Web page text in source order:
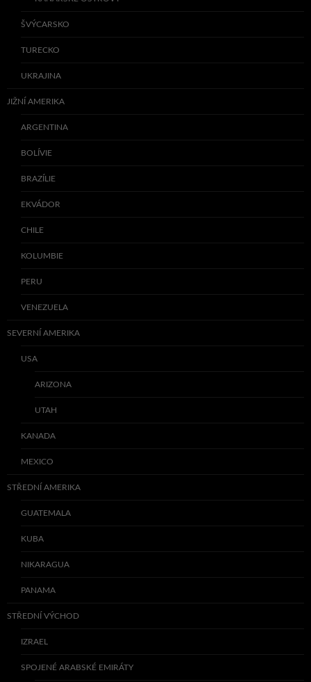
ŠVÝCARSKO
TURECKO
UKRAJINA
JIŽNÍ AMERIKA
ARGENTINA
BOLÍVIE
BRAZÍLIE
EKVÁDOR
CHILE
KOLUMBIE
PERU
VENEZUELA
SEVERNÍ AMERIKA
USA
ARIZONA
UTAH
KANADA
MEXICO
STŘEDNÍ AMERIKA
GUATEMALA
KUBA
NIKARAGUA
PANAMA
STŘEDNÍ VÝCHOD
IZRAEL
SPOJENÉ ARABSKÉ EMIRÁTY